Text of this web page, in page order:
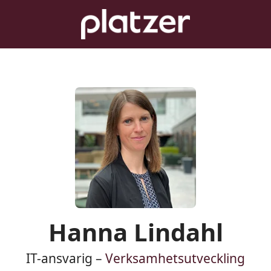
Hanna Lindahl
IT-ansvarig – Verksamhetsutveckling